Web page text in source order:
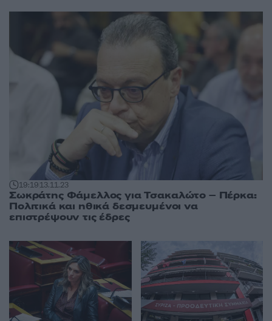
19:1913.11.23
Σωκράτης Φάμελλος για Τσακαλώτο – Πέρκα:
Πολιτικά και ηθικά δεσμευμένοι να
επιστρέψουν τις έδρες